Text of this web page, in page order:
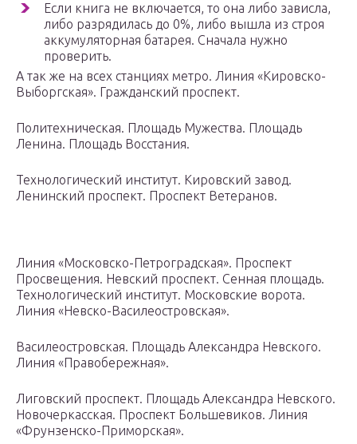
Если книга не включается, то она либо зависла,
либо разрядилась до 0%, либо вышла из строя
аккумуляторная батарея. Сначала нужно
проверить.
А так же на всех станциях метро. Линия «Кировско-
Выборгская». Гражданский проспект.
Политехническая. Площадь Мужества. Площадь
Ленина. Площадь Восстания.
Технологический институт. Кировский завод.
Ленинский проспект. Проспект Ветеранов.
Линия «Московско-Петроградская». Проспект
Просвещения. Невский проспект. Сенная площадь.
Технологический институт. Московские ворота.
Линия «Невско-Василеостровская».
Василеостровская. Площадь Александра Невского.
Линия «Правобережная».
Лиговский проспект. Площадь Александра Невского.
Новочеркасская. Проспект Большевиков. Линия
«Фрунзенско-Приморская».